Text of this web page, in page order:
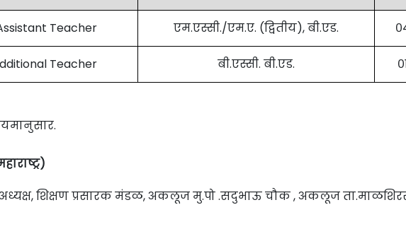
Teacher एम.एस्सी./एम.ए. (द्वितीय), बी.एड.
Teacher बी.एस्सी. बी.एड.
शिक्षण प्रसारक मंडळ, अकलूज मु.पो .सदुभाऊ चौक , अकलूज